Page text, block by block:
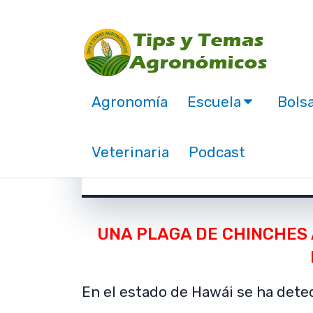
Agronomía Escuela
Veterinaria Podcast
febrero 28, 2020
UNA PLAGA DE CHINCHES
En el estado de Hawái se ha